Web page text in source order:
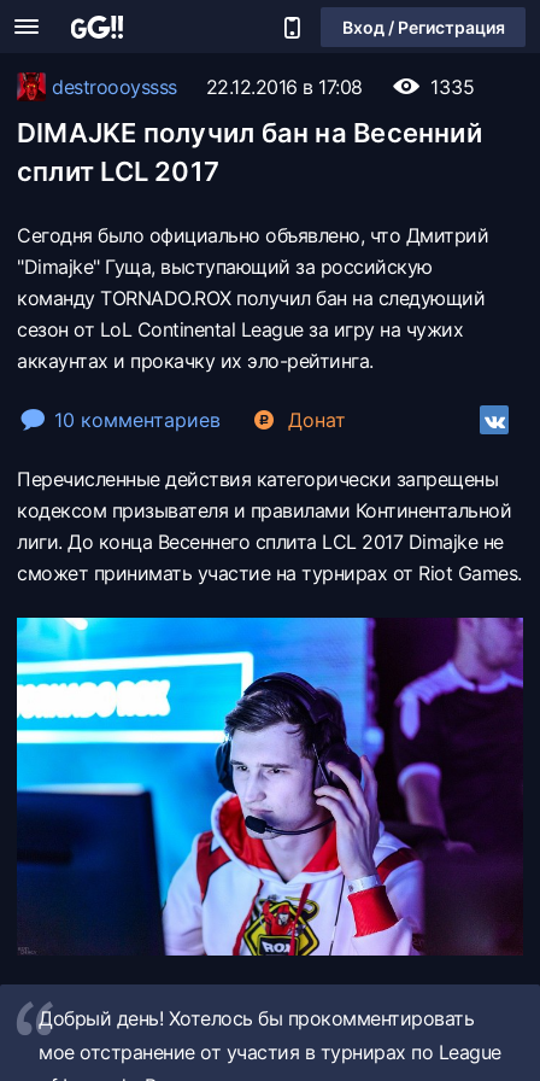
Вход / Регистрация
destroooyssss 22.12.2016 в 17:08 1335
DIMAJKE получил бан на Весенний
сплит LCL 2017
Сегодня было официально объявлено, что Дмитрий
"Dimajke" Гуща, выступающий за российскую
команду TORNADO.ROX получил бан на следующий
сезон от LoL Continental League за игру на чужих
аккаунтах и прокачку их эло-рейтинга.
10 комментариев Донат
Перечисленные действия категорически запрещены
кодексом призывателя и правилами Континентальной
лиги. До конца Весеннего сплита LCL 2017 Dimajke не
сможет принимать участие на турнирах от Riot Games.
Добрый день! Хотелось бы прокомментировать
мое отстранение от участия в турнирах по League